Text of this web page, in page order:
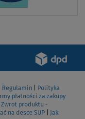
Regulamin
Polityka
płatności za zakupy
Zwrot produktu -
na desce SUP
Jak